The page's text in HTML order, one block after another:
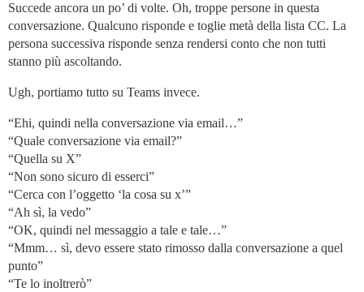
Succede ancora un po’ di volte. Oh, troppe persone in questa
conversazione. Qualcuno risponde e toglie metà della lista CC. La
persona successiva risponde senza rendersi conto che non tutti
stanno più ascoltando.
Ugh, portiamo tutto su Teams invece.
“Ehi, quindi nella conversazione via email…”
“Quale conversazione via email?”
“Quella su X”
“Non sono sicuro di esserci”
“Cerca con l’oggetto ‘la cosa su x’”
“Ah sì, la vedo”
“OK, quindi nel messaggio a tale e tale…”
“Mmm… sì, devo essere stato rimosso dalla conversazione a quel
punto”
“Te lo inoltrerò”